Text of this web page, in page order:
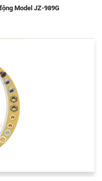
Model JZ-989G